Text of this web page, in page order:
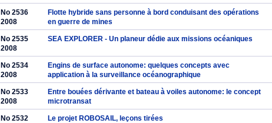
No 2536
2008
Flotte hybride sans personne à bord conduisant des opérations
en guerre de mines
No 2535
2008
SEA EXPLORER - Un planeur dédie aux missions océaniques
No 2534
2008
Engins de surface autonome: quelques concepts avec
application à la surveillance océanographique
No 2533
2008
Entre bouées dérivante et bateau à voiles autonome: le concept
microtransat
No 2532
Le projet ROBOSAIL, leçons tirées